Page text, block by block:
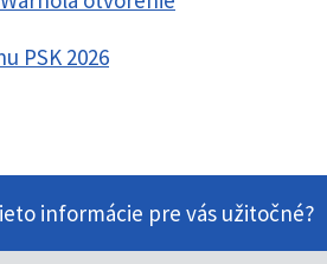
PSK 2026
informácie pre vás užitočné?